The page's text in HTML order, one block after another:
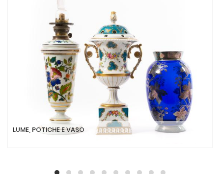
LUME, POTICHE E VASO